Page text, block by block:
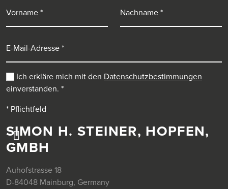
SIMON H. STEINER, HOPFEN,
GMBH
Auhofstrasse 18
D-84048 Mainburg, Germany
Ich erkläre mich mit den Datenschutzbestimmungen
einverstanden. *
* Pflichtfeld